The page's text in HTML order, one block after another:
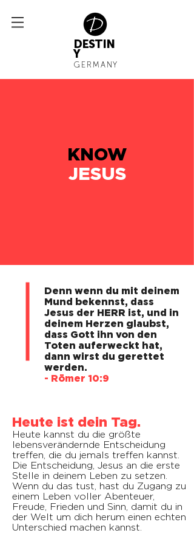
DESTIN
Y
GERMANY
KNOW
JESUS
Denn wenn du mit deinem
Mund bekennst, dass
Jesus der HERR ist, und in
deinem Herzen glaubst,
dass Gott ihn von den
Toten auferweckt hat,
dann wirst du gerettet
werden.
- Römer 10:9
Heute ist dein Tag.
Heute kannst du die größte
lebensverändernde Entscheidung
treffen, die du jemals treffen kannst.
Die Entscheidung, Jesus an die erste
Stelle in deinem Leben zu setzen.
Wenn du das tust, hast du Zugang zu
einem Leben voller Abenteuer,
Freude, Frieden und Sinn, damit du in
der Welt um dich herum einen echten
Unterschied machen kannst.